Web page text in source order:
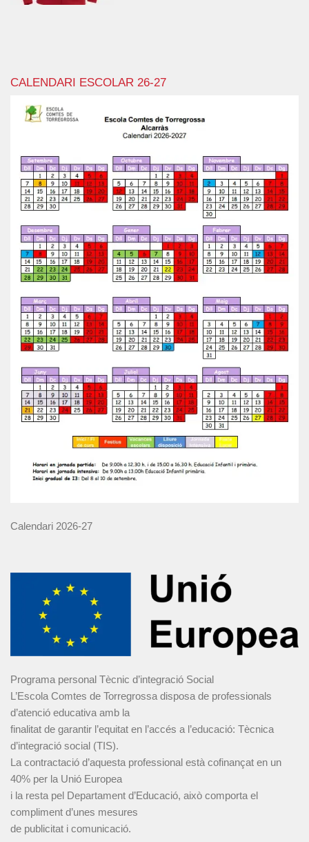
CALENDARI ESCOLAR 26-27
Calendari 2026-27
Programa personal Tècnic d’integració Social
L’Escola Comtes de Torregrossa disposa de professionals
d’atenció educativa amb la
finalitat de garantir l’equitat en l’accés a l’educació: Tècnica
d’integració social (TIS).
La contractació d’aquesta professional està cofinançat en un
40% per la Unió Europea
i la resta pel Departament d’Educació, això comporta el
compliment d’unes mesures
de publicitat i comunicació.